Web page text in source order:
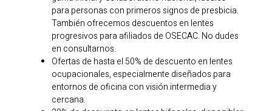
para personas con primeros signos de presbicia.
También ofrecemos descuentos en lentes
progresivos para afiliados de OSECAC. No dudes
en consultarnos.
Ofertas de hasta el 50% de descuento en lentes
ocupacionales, especialmente diseñados para
entornos de oficina con visión intermedia y
cercana.